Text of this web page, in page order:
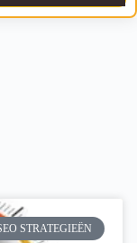
STRATEGIEËN